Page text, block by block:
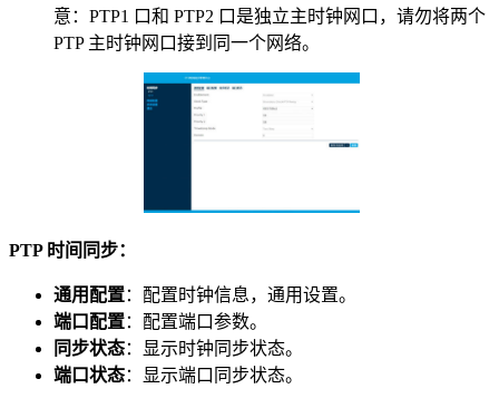
意：PTP1 口和 PTP2 口是独立主时钟网口，请勿将两个
PTP 主时钟网口接到同一个网络。
PTP 时间同步：
通用配置：配置时钟信息，通用设置。
端口配置：配置端口参数。
同步状态：显示时钟同步状态。
端口状态：显示端口同步状态。